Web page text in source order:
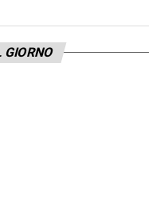
Kevin Vitale
Papaccioli
GIORNO